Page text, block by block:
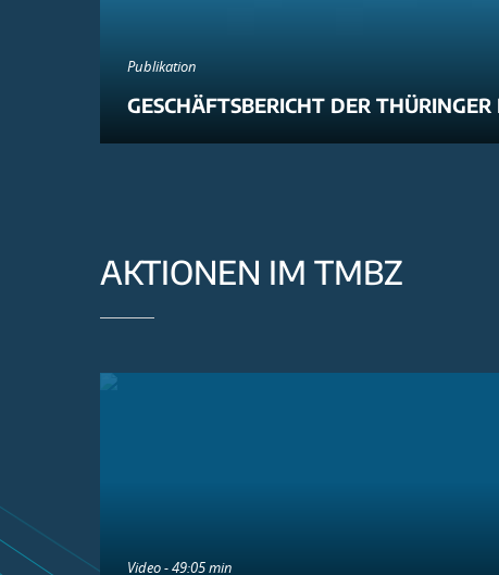
Publikation
GESCHÄFTSBERICHT DER
AKTIONEN IM TMBZ
Video - 49:05 min